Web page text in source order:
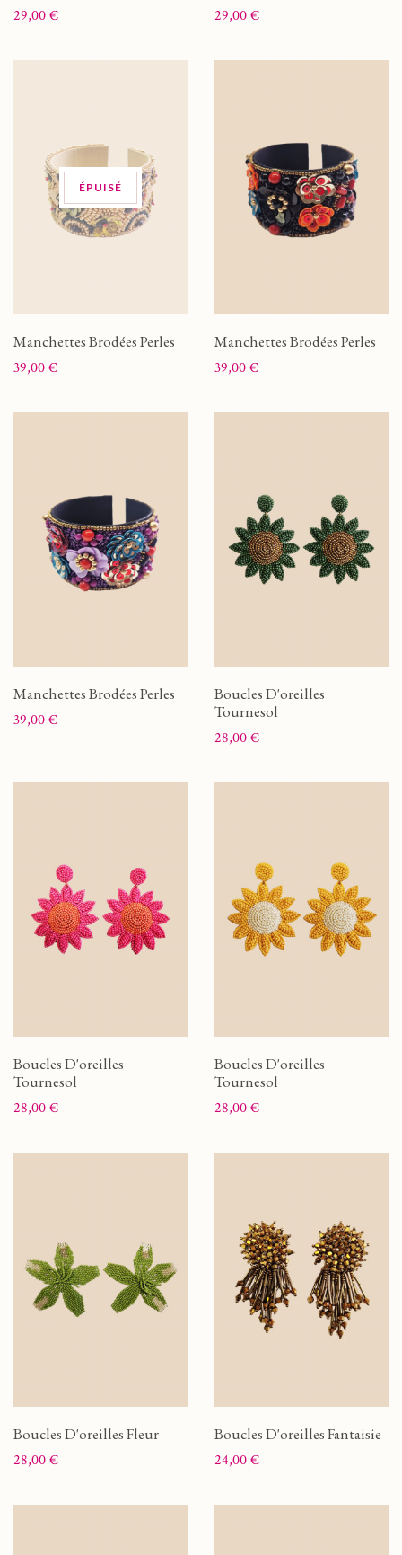
Prix
29,00 € Prix
29,00 €
ÉPUISÉ
Manchettes Brodées Perles
Prix
39,00 €
Manchettes Brodées Perles
Prix
39,00 €
Manchettes Brodées Perles
Prix
39,00 €
Boucles D'oreilles
Tournesol
Prix
28,00 €
Boucles D'oreilles
Tournesol
Prix
28,00 €
Boucles D'oreilles
Tournesol
Prix
28,00 €
Boucles D'oreilles Fleur
Prix
28,00 €
Boucles D'oreilles Fantaisie
Prix
24,00 €